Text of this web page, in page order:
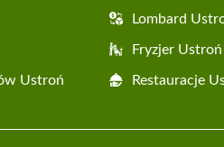
Lombard
Fryzjer Ustroń
Ustroń Restauracje